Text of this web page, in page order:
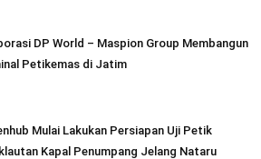
DP World – Maspion Group Membangun
Petikemas di Jatim
Mulai Lakukan Persiapan Uji Petik
Kapal Penumpang Jelang Nataru